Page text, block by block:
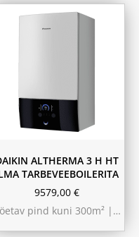
10.44 kW 260m²
9.75 kW 220m²
ALTHERMA 3 H HT
TARBEVEEBOILERITA
9579,00 €
pind kuni 300m² |…